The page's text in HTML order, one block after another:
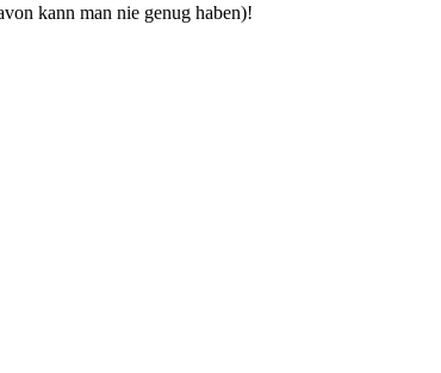
kann man nie genug haben)!